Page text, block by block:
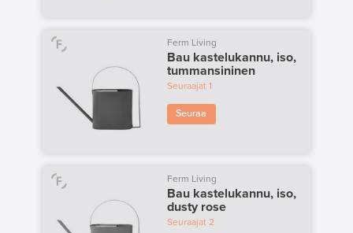
Ferm Living
Bau kastelukannu, iso,
tummansininen
Seuraajat 1
Seuraa
Ferm Living
Bau kastelukannu, iso,
dusty rose
Seuraajat2